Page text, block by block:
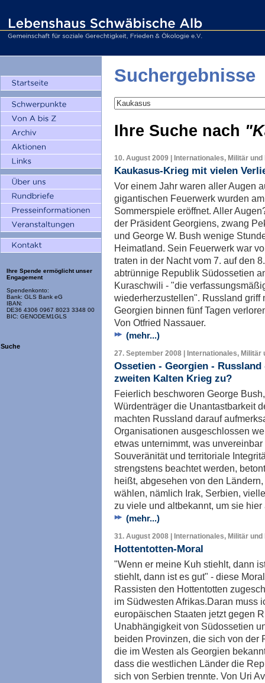
Ihre Spende ermöglicht unser
Engagement
Spendenkonto:
Bank: GLS Bank eG
IBAN:
DE36 4306 0967 8023 3348 00
BIC: GENODEM1GLS
Suche
Suchergebnisse
Ihre Suche nach
10. August 2009 | Internationales, Militär und
Kaukasus-Krieg mit vielen
Vor einem Jahr waren aller Augen
gigantischen Feuerwerk wurden
Sommerspiele eröffnet. Aller
der Präsident Georgiens, zwang
und George W. Bush wenige
Heimatland. Sein Feuerwerk war
traten in der Nacht vom 7. auf den
abtrünnige Republik Südossetien
Kuraschwili - "die
wiederherzustellen". Russland griff
Georgien binnen fünf Tagen
Von Otfried Nassauer.
(mehr...)
27. September 2008 | Internationales, Militär
Ossetien - Georgien -
zweiten Kalten Krieg zu?
Feierlich beschworen George
Würdenträger die Unantastbarkeit
machten Russland darauf
Organisationen ausgeschlossen
etwas unternimmt, was
Souveränität und territoriale
strengstens beachtet werden,
heißt, abgesehen von den
wählen, nämlich Irak, Serbien,
zu viele und altbekannt, um sie
(mehr...)
31. August 2008 | Internationales, Militär und
Hottentotten-Moral
"Wenn er meine Kuh stiehlt, dann
stiehlt, dann ist es gut" - diese
Rassisten den Hottentotten
im Südwesten Afrikas.Daran muss
europäischen Staaten jetzt gegen
Unabhängigkeit von Südossetien
beiden Provinzen, die sich von der
die im Westen als Georgien
dass die westlichen Länder die
sich von Serbien trennte. Von Uri